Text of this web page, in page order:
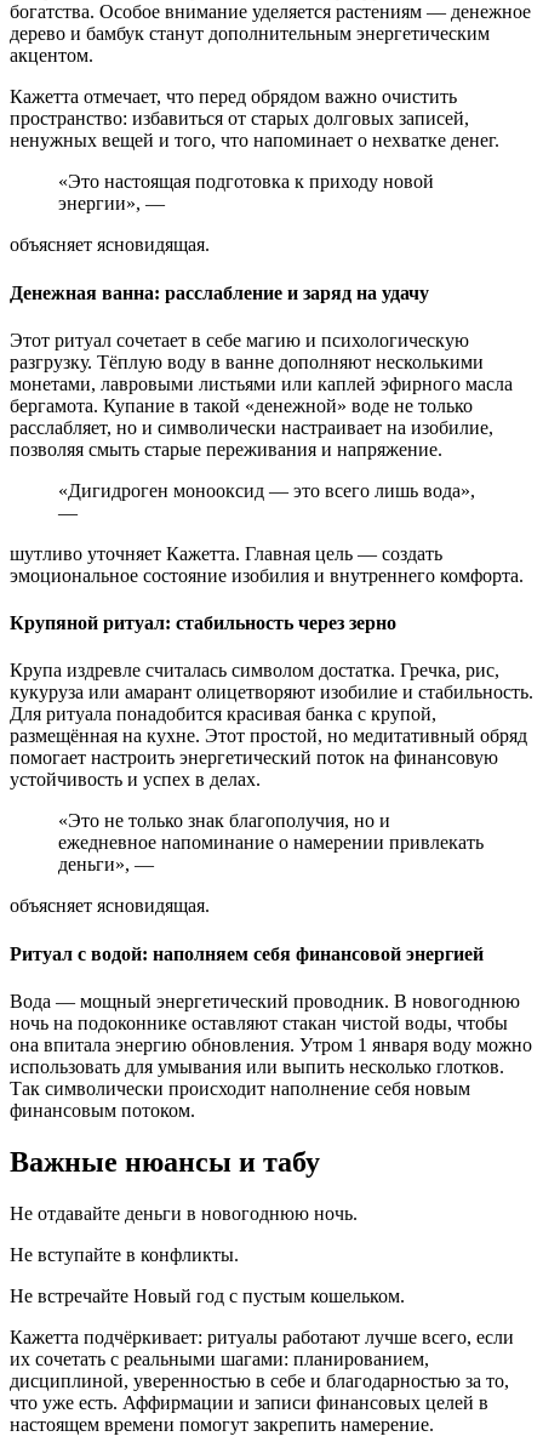
богатства. Особое внимание уделяется растениям — денежное
дерево и бамбук станут дополнительным энергетическим
акцентом.
Кажетта отмечает, что перед обрядом важно очистить
пространство: избавиться от старых долговых записей,
ненужных вещей и того, что напоминает о нехватке денег.
«Это настоящая подготовка к приходу новой
энергии», —
объясняет ясновидящая.
Денежная ванна: расслабление и заряд на удачу
Этот ритуал сочетает в себе магию и психологическую
разгрузку. Тёплую воду в ванне дополняют несколькими
монетами, лавровыми листьями или каплей эфирного масла
бергамота. Купание в такой «денежной» воде не только
расслабляет, но и символически настраивает на изобилие,
позволяя смыть старые переживания и напряжение.
«Дигидроген монооксид — это всего лишь вода»,
—
шутливо уточняет Кажетта. Главная цель — создать
эмоциональное состояние изобилия и внутреннего комфорта.
Крупяной ритуал: стабильность через зерно
Крупа издревле считалась символом достатка. Гречка, рис,
кукуруза или амарант олицетворяют изобилие и стабильность.
Для ритуала понадобится красивая банка с крупой,
размещённая на кухне. Этот простой, но медитативный обряд
помогает настроить энергетический поток на финансовую
устойчивость и успех в делах.
«Это не только знак благополучия, но и
ежедневное напоминание о намерении привлекать
деньги», —
объясняет ясновидящая.
Ритуал с водой: наполняем себя финансовой энергией
Вода — мощный энергетический проводник. В новогоднюю
ночь на подоконнике оставляют стакан чистой воды, чтобы
она впитала энергию обновления. Утром 1 января воду можно
использовать для умывания или выпить несколько глотков.
Так символически происходит наполнение себя новым
финансовым потоком.
Важные нюансы и табу
Не отдавайте деньги в новогоднюю ночь.
Не вступайте в конфликты.
Не встречайте Новый год с пустым кошельком.
Кажетта подчёркивает: ритуалы работают лучше всего, если
их сочетать с реальными шагами: планированием,
дисциплиной, уверенностью в себе и благодарностью за то,
что уже есть. Аффирмации и записи финансовых целей в
настоящем времени помогут закрепить намерение.